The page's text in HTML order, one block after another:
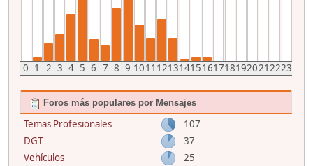
0 1 2 3 4 5 6 7 8 9 1011 121314151617181920212223
Foros más populares por Mensajes
Temas Profesionales
107
DGT
37
Vehículos
25